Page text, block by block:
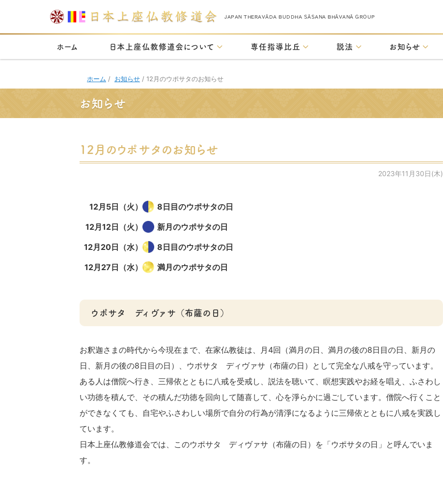
JAPAN THERAVĀDA BUDDHA SĀSANA BHĀVANĀ GROUP
ホーム 日本上座仏教修道会について 専任指導比丘 説法 お知らせ
ホーム / お知らせ / 12月のウポサタのお知らせ
お知らせ
12月のウポサタのお知らせ
2023年11月30日(木)
12月5日（火） 8日目のウポサタの日
12月12日（火） 新月のウポサタの日
12月20日（水） 8日目のウポサタの日
12月27日（水） 満月のウポサタの日
ウポサタ ディヴァサ（布薩の日）
お釈迦さまの時代から今現在まで、在家仏教徒は、月4回（満月の日、満月の後の8日目の日、新月の
日、新月の後の8日目の日）、ウポサタ ディヴァサ（布薩の日）として完全な八戒を守っています。
ある人は僧院へ行き、三帰依とともに八戒を受戒し、説法を聴いて、瞑想実践やお経を唱え、ふさわし
い功徳を積んで、その積んだ功徳を回向して随喜して、心を淨らかに過ごしています。僧院へ行くこと
ができなくても、自宅やふさわしい場所で自分の行為が清淨になるように三帰依とともに八戒を実践し
ています。
日本上座仏教修道会では、このウポサタ ディヴァサ（布薩の日）を「ウポサタの日」と呼んでいま
す。